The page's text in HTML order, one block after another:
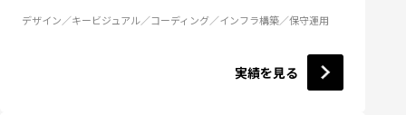
デザイン キービジュアル コーディング インフラ構築 保守運用
実績を見る